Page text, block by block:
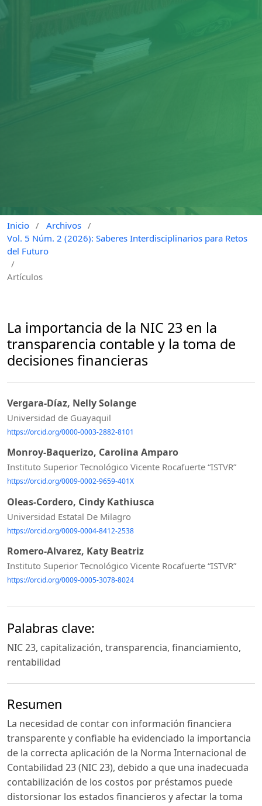
Inicio / Archivos /
Vol. 5 Núm. 2 (2026): Saberes Interdisciplinarios para Retos
del Futuro
/
Artículos
La importancia de la NIC 23 en la
transparencia contable y la toma de
decisiones financieras
Vergara-Díaz, Nelly Solange
Universidad de Guayaquil
https://orcid.org/0000-0003-2882-8101
Monroy-Baquerizo, Carolina Amparo
Instituto Superior Tecnológico Vicente Rocafuerte “ISTVR”
https://orcid.org/0009-0002-9659-401X
Oleas-Cordero, Cindy Kathiusca
Universidad Estatal De Milagro
https://orcid.org/0009-0004-8412-2538
Romero-Alvarez, Katy Beatriz
Instituto Superior Tecnológico Vicente Rocafuerte “ISTVR”
https://orcid.org/0009-0005-3078-8024
Palabras clave:
NIC 23, capitalización, transparencia, financiamiento,
rentabilidad
Resumen
La necesidad de contar con información financiera
transparente y confiable ha evidenciado la importancia
de la correcta aplicación de la Norma Internacional de
Contabilidad 23 (NIC 23), debido a que una inadecuada
contabilización de los costos por préstamos puede
distorsionar los estados financieros y afectar la toma